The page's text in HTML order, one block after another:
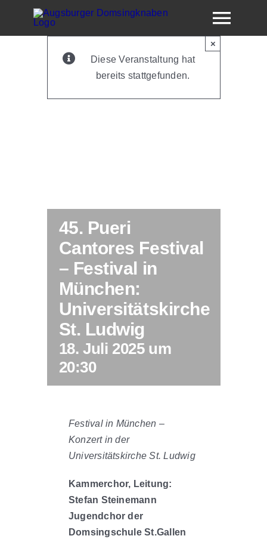
Diese Veranstaltung hat
bereits stattgefunden.
×
45. Pueri
Cantores Festival
– Festival in
München:
Universitätskirche
St. Ludwig
18. Juli 2025 um
20:30
Festival in München –
Konzert in der
Universitätskirche St. Ludwig
Kammerchor, Leitung:
Stefan Steinemann
Jugendchor der
Domsingschule St.Gallen